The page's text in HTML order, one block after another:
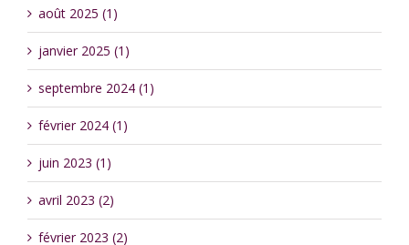
août 2025 (1)
janvier 2025 (1)
septembre 2024 (1)
février 2024 (1)
juin 2023 (1)
avril 2023 (2)
février 2023 (2)